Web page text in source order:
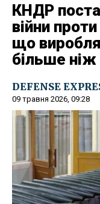
КНДР
війни
що
більше ніж
DEFENSE
09 травня 2026, 09:28